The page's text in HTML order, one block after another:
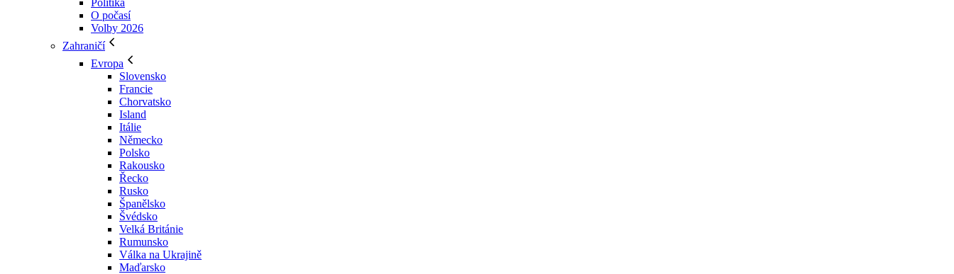
Politika
O počasí
Volby 2026
Zahraničí
Evropa
Slovensko
Francie
Chorvatsko
Island
Itálie
Německo
Polsko
Rakousko
Řecko
Rusko
Španělsko
Švédsko
Velká Británie
Rumunsko
Válka na Ukrajině
Maďarsko